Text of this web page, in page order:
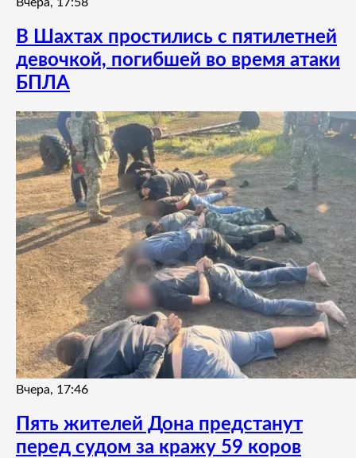
В Шахтах простились с пятилетней
девочкой, погибшей во время атаки
БПЛА
Вчера, 17:46
Пять жителей Дона предстанут
перед судом за кражу 59 коров